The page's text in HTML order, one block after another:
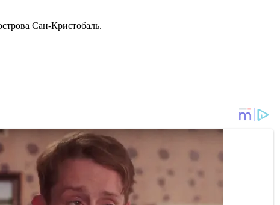
Сан-Кристобаль.